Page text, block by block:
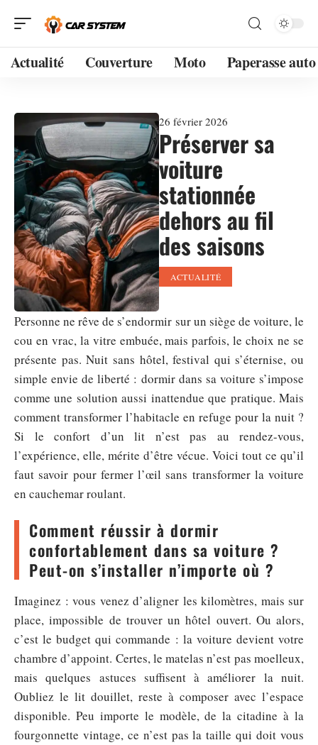
Actualité Couverture Moto Paperasse auto
26 février 2026
Préserver sa
voiture
stationnée
dehors au fil
des saisons
ACTUALITÉ
Personne ne rêve de s’endormir sur un siège de voiture, le
cou en vrac, la vitre embuée, mais parfois, le choix ne se
présente pas. Nuit sans hôtel, festival qui s’éternise, ou
simple envie de liberté : dormir dans sa voiture s’impose
comme une solution aussi inattendue que pratique. Mais
comment transformer l’habitacle en refuge pour la nuit ?
Si le confort d’un lit n’est pas au rendez-vous,
l’expérience, elle, mérite d’être vécue. Voici tout ce qu’il
faut savoir pour fermer l’œil sans transformer la voiture
en cauchemar roulant.
Comment réussir à dormir
confortablement dans sa voiture ?
Peut-on s’installer n’importe où ?
Imaginez : vous venez d’aligner les kilomètres, mais sur
place, impossible de trouver un hôtel ouvert. Ou alors,
c’est le budget qui commande : la voiture devient votre
chambre d’appoint. Certes, le matelas n’est pas moelleux,
mais quelques astuces suffisent à améliorer la nuit.
Oubliez le lit douillet, reste à composer avec l’espace
disponible. Peu importe le modèle, de la citadine à la
fourgonnette vintage, ce n’est pas la taille qui doit vous